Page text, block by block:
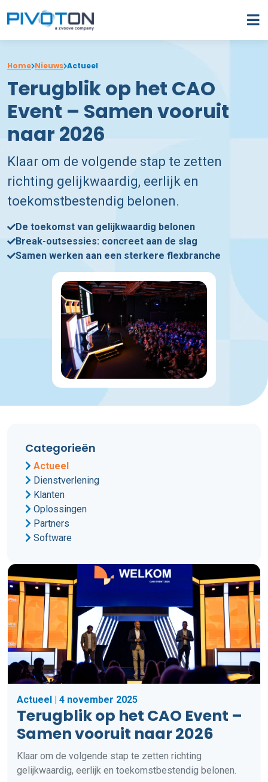
Home Nieuws Actueel
Terugblik op het CAO
Event – Samen vooruit
naar 2026
Klaar om de volgende stap te zetten
richting gelijkwaardig, eerlijk en
toekomstbestendig belonen.
De toekomst van gelijkwaardig belonen
Break-outsessies: concreet aan de slag
Samen werken aan een sterkere flexbranche
Categorieën
Actueel
Dienstverlening
Klanten
Oplossingen
Partners
Software
Actueel | 4 november 2025
Terugblik op het CAO Event –
Samen vooruit naar 2026
Klaar om de volgende stap te zetten richting
gelijkwaardig, eerlijk en toekomstbestendig belonen.